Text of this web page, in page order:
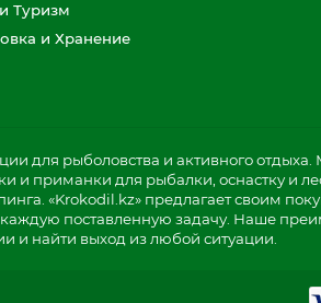
Туризм
и Хранение
для рыболовства и активного
и приманки для рыбалки, оснастку и
«Krokodil.kz» предлагает своим
поставленную задачу. Наше
и найти выход из любой ситуации.